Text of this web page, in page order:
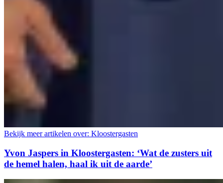
Bekijk meer artikelen over: Kloostergasten
Yvon Jaspers in Kloostergasten: ‘Wat de zusters uit
de hemel halen, haal ik uit de aarde’